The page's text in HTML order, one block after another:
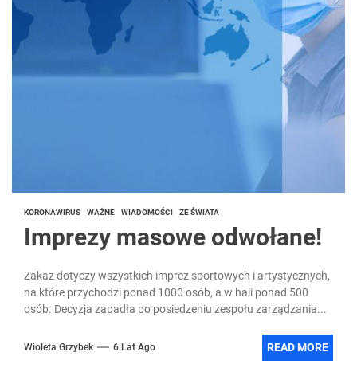
KORONAWIRUS WAŻNE WIADOMOŚCI ZE ŚWIATA
Imprezy masowe odwołane!
Zakaz dotyczy wszystkich imprez sportowych i artystycznych,
na które przychodzi ponad 1000 osób, a w hali ponad 500
osób. Decyzja zapadła po posiedzeniu zespołu zarządzania...
Wioleta Grzybek 6 Lat Ago READ MORE